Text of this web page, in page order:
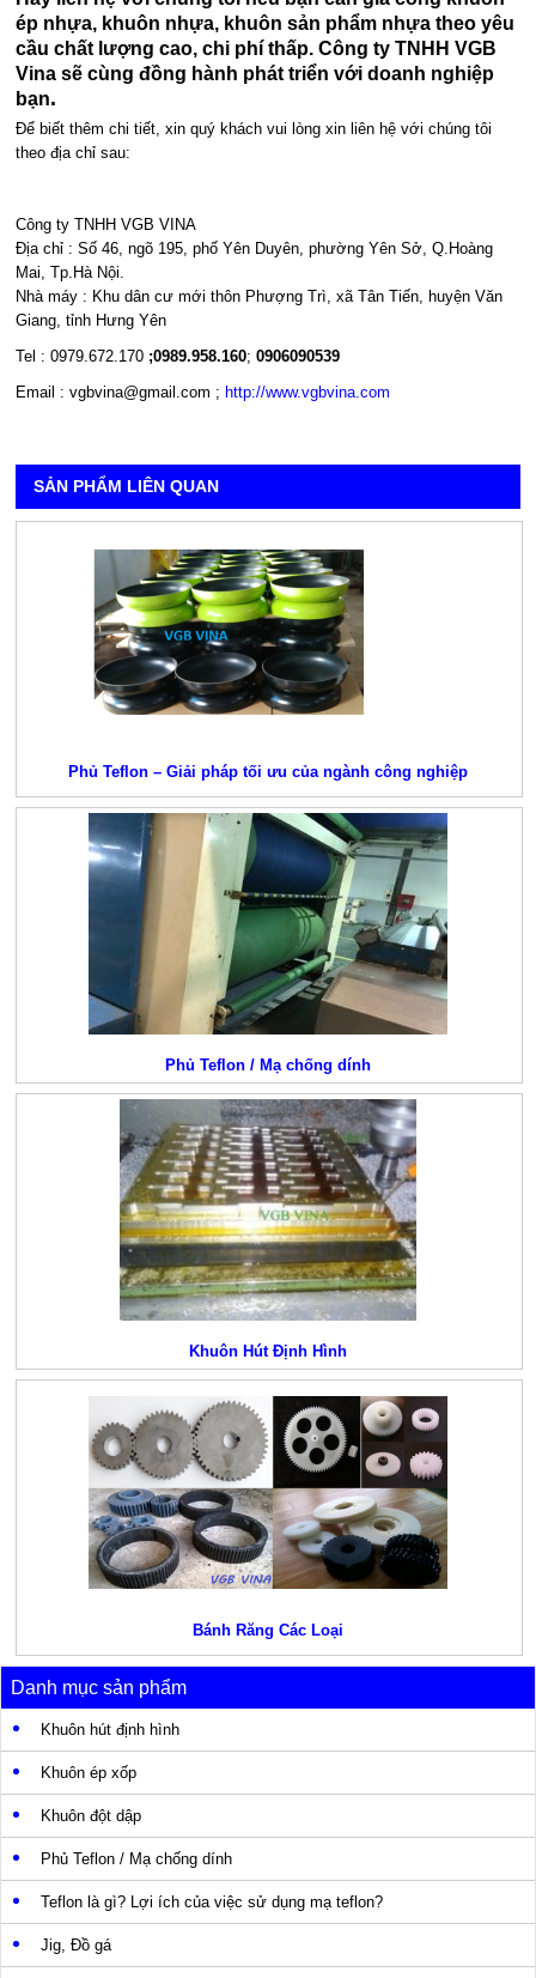
ép nhựa, khuôn nhựa, khuôn sản phẩm nhựa theo yêu
cầu chất lượng cao, chi phí thấp. Công ty TNHH VGB
Vina sẽ cùng đồng hành phát triển với doanh nghiệp
bạn.
Để biết thêm chi tiết, xin quý khách vui lòng xin liên hệ với chúng tôi
theo địa chỉ sau:
Công ty TNHH VGB VINA
Địa chỉ : Số 46, ngõ 195, phố Yên Duyên, phường Yên Sở, Q.Hoàng
Mai, Tp.Hà Nội.
Nhà máy : Khu dân cư mới thôn Phượng Trì, xã Tân Tiến, huyện Văn
Giang, tỉnh Hưng Yên
Tel : 0979.672.170 ;0989.958.160;0906090539
Email : vgbvina@gmail.com ; http://www.vgbvina.com
SẢN PHẨM LIÊN QUAN
Phủ Teflon – Giải pháp tối ưu của ngành công nghiệp
Phủ Teflon / Mạ chống dính
Khuôn Hút Định Hình
Bánh Răng Các Loại
Danh mục sản phẩm
Khuôn hút định hình
Khuôn ép xốp
Khuôn đột dập
Phủ Teflon / Mạ chống dính
Teflon là gì? Lợi ích của việc sử dụng mạ teflon?
Jig, Đồ gá